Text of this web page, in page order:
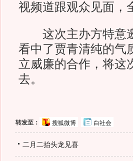
视频道跟观众见面，
这次主办方特意邀
看中了贾青清纯的气
立威廉的合作，将这
去。
转发至： 搜狐微博 白社会
二月二抬头龙见喜